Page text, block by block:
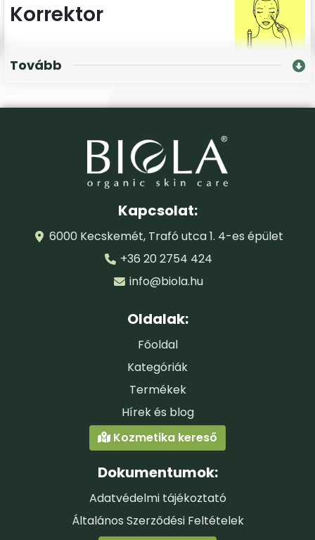
Korrektor
Tovább
Kapcsolat:
6000 Kecskemét, Trafó utca 1. 4-es épület
+36 20 2754 424
info@biola.hu
Oldalak:
Főoldal
Kategóriák
Termékek
Hírek és blog
Kozmetika kereső
Dokumentumok:
Adatvédelmi tájékoztató
Általános Szerződési Feltételek